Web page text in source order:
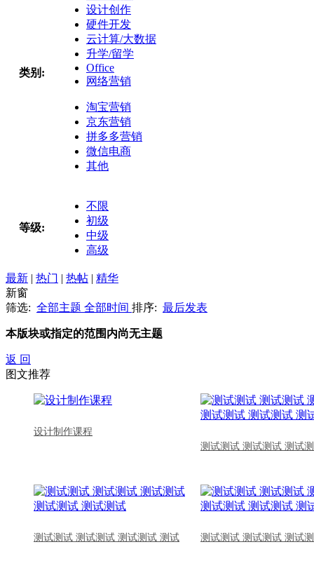
类别:
设计创作
硬件开发
云计算/大数据
升学/留学
Office
网络营销
淘宝营销
京东营销
拼多多营销
微信电商
其他
等级:
不限
初级
中级
高级
最新 | 热门 | 热帖 | 精华
新窗
筛选: 全部主题 全部时间 排序: 最后发表
本版块或指定的范围内尚无主题
返 回
图文推荐
设计制作课程
测试测试 测试测试 测试
测试测试 测试测试 测试测试 测试 测试测试 测试测试 测试